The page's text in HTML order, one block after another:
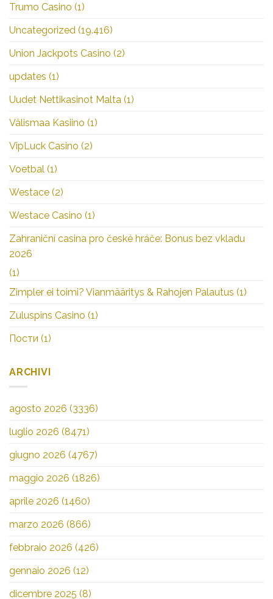
Trumo Casino (1)
Uncategorized (19.416)
Union Jackpots Casino (2)
updates (1)
Uudet Nettikasinot Malta (1)
Välismaa Kasiino (1)
VipLuck Casino (2)
Voetbal (1)
Westace (2)
Westace Casino (1)
Zahraniční casina pro české hráče: Bonus bez vkladu
2026
(1)
Zimpler ei toimi? Vianmääritys & Rahojen Palautus (1)
Zuluspins Casino (1)
Пости (1)
ARCHIVI
agosto 2026 (3336)
luglio 2026 (8471)
giugno 2026 (4767)
maggio 2026 (1826)
aprile 2026 (1460)
marzo 2026 (866)
febbraio 2026 (426)
gennaio 2026 (12)
dicembre 2025 (8)